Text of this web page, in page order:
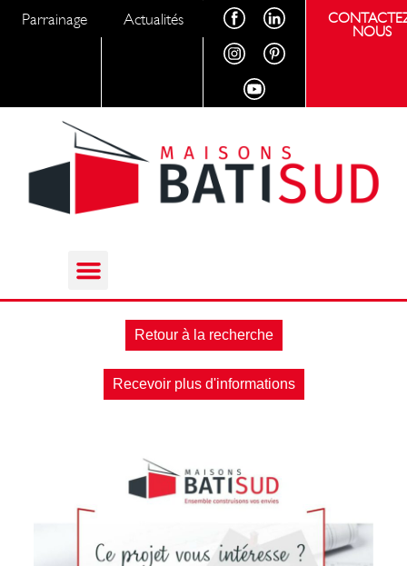
Parrainage Actualités
NOUS
Retour à la recherche
Recevoir plus d'informations